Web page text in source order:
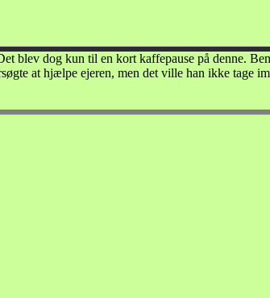
blev dog kun til en kort kaffepause på denne.
at hjælpe ejeren, men det ville han ikke tage